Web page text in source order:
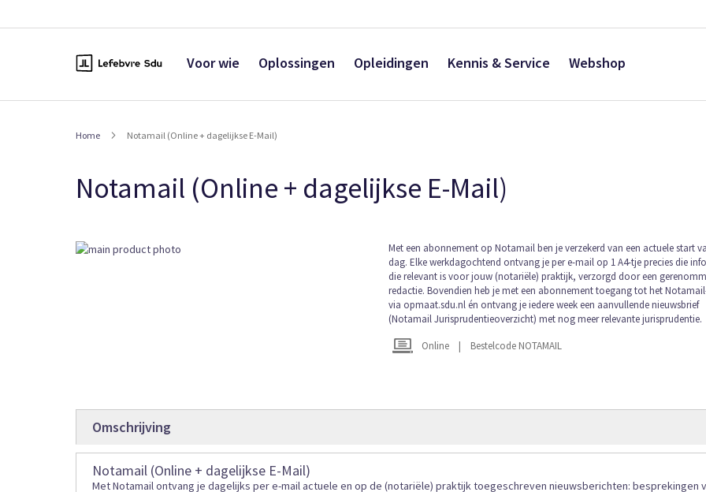
Voor wie Oplossingen Opleidingen Kennis & Service Webshop
Home Notamail (Online + dagelijkse E-Mail)
Notamail (Online + dagelijkse E-Mail)
Ga
Online | Bestelcode NOTAMAIL
Ga
naar
het
begin
van
afbeeldingen-
Met een abonnement op Notamail ben je verzekerd van een actuele start
dag. Elke werkdagochtend ontvang je per e-mail op 1 A4-tje precies die
die relevant is voor jouw (notariële) praktijk, verzorgd door een
redactie. Bovendien heb je met een abonnement toegang tot het
via opmaat.sdu.nl én ontvang je iedere week een aanvullende nieuwsbrief
(Notamail Jurisprudentieoverzicht) met nog meer relevante jurisprudentie.
Omschrijving
Notamail (Online + dagelijkse E-Mail)
Met Notamail ontvang je dagelijks per e-mail actuele en op de (notariële) praktijk toegeschreven nieuwsberichten: besprekingen